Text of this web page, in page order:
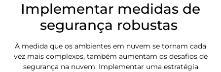
Implementar medidas de
segurança robustas
À medida que os ambientes em nuvem se tornam cada
vez mais complexos, também aumentam os desafios de
segurança na nuvem. Implementar uma estratégia